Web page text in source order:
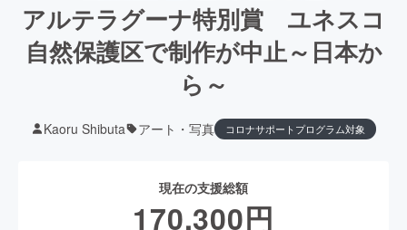
アルテラグーナ特別賞 ユネスコ
自然保護区で制作が中止～日本か
ら～
Kaoru Shibuta アート・写真 コロナサポートプログラム対象
現在の支援総額
170,300円